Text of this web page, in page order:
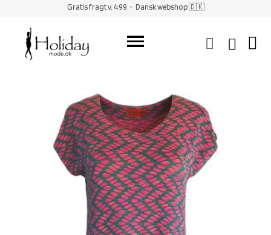
Gratis fragt v. 499 - Dansk webshop 🇩🇰